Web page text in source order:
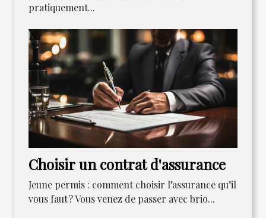
pratiquement...
Choisir un contrat d'assurance
Jeune permis : comment choisir l’assurance qu’il
vous faut ? Vous venez de passer avec brio...